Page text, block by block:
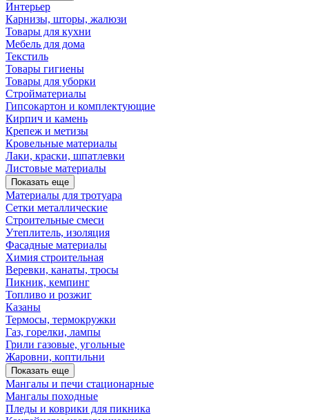
Интерьер
Карнизы, шторы, жалюзи
Товары для кухни
Мебель для дома
Текстиль
Товары гигиены
Товары для уборки
Стройматериалы
Гипсокартон и комплектующие
Кирпич и камень
Крепеж и метизы
Кровельные материалы
Лаки, краски, шпатлевки
Листовые материалы
Показать еще
Материалы для тротуара
Сетки металлические
Строительные смеси
Утеплитель, изоляция
Фасадные материалы
Химия строительная
Веревки, канаты, тросы
Пикник, кемпинг
Топливо и розжиг
Казаны
Термосы, термокружки
Газ, горелки, лампы
Грили газовые, угольные
Жаровни, коптильни
Показать еще
Мангалы и печи стационарные
Мангалы походные
Пледы и коврики для пикника